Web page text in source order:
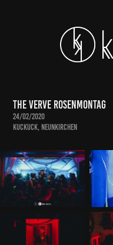
The Verve Rosenmontag
24/02/2020
Kuckuck, Neunkirchen